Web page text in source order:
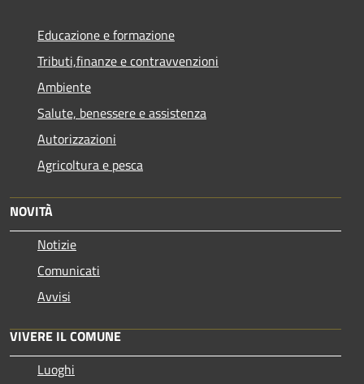
Educazione e formazione
Tributi,finanze e contravvenzioni
Ambiente
Salute, benessere e assistenza
Autorizzazioni
Agricoltura e pesca
NOVITÀ
Notizie
Comunicati
Avvisi
VIVERE IL COMUNE
Luoghi